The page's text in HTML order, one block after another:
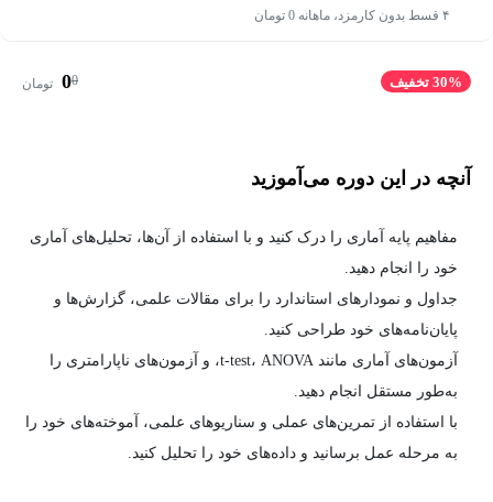
۴ قسط بدون کارمزد، ماهانه 0 تومان
30% تخفیف 0
0 تومان
آنچه در این دوره می‌آموزید
مفاهیم پایه آماری را درک کنید و با استفاده از آن‌ها، تحلیل‌های آماری
خود را انجام دهید.
جداول و نمودارهای استاندارد را برای مقالات علمی، گزارش‌ها و
پایان‌نامه‌های خود طراحی کنید.
آزمون‌های آماری مانند t-test، ANOVA، و آزمون‌های ناپارامتری را
به‌طور مستقل انجام دهید.
با استفاده از تمرین‌های عملی و سناریوهای علمی، آموخته‌های خود را
به مرحله عمل برسانید و داده‌های خود را تحلیل کنید.